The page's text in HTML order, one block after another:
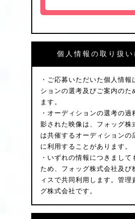
個人情報の取り扱い
・ご応募いただいた個人情報
ションの選考及びご案内のた
ます。
・オーディションの選考の過
影された映像は、フォッグ株
は共催するオーディションの
に利用することがあります。
・いずれの情報につきまして
ため、フォッグ株式会社及び
ィスで共同利用します。管理
グ株式会社です。